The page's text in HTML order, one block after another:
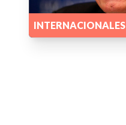
INTERNACIONALES